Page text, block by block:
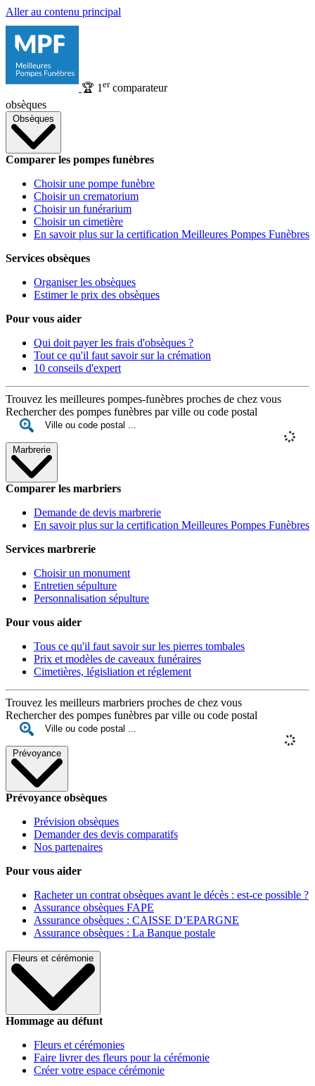
Aller au contenu principal
🏆 1 ercomparateur
obsèques
Obsèques
Comparer les pompes funèbres
Choisir une pompe funèbre
Choisir un crematorium
Choisir un funérarium
Choisir un cimetière
En savoir plus sur la certification Meilleures Pompes Funèbres
Services obsèques
Organiser les obsèques
Estimer le prix des obsèques
Pour vous aider
Qui doit payer les frais d'obsèques ?
Tout ce qu'il faut savoir sur la crémation
10 conseils d'expert
Trouvez les meilleures pompes-funèbres proches de chez vous
Rechercher des pompes funèbres par ville ou code postal
Marbrerie
Comparer les marbriers
Demande de devis marbrerie
En savoir plus sur la certification Meilleures Pompes Funèbres
Services marbrerie
Choisir un monument
Entretien sépulture
Personnalisation sépulture
Pour vous aider
Tous ce qu'il faut savoir sur les pierres tombales
Prix et modèles de caveaux funéraires
Cimetières, législiation et réglement
Trouvez les meilleurs marbriers proches de chez vous
Rechercher des pompes funèbres par ville ou code postal
Prévoyance
Prévoyance obsèques
Prévision obsèques
Demander des devis comparatifs
Nos partenaires
Pour vous aider
Racheter un contrat obsèques avant le décès : est-ce possible ?
Assurance obsèques FAPE
Assurance obsèques : CAISSE D’EPARGNE
Assurance obsèques : La Banque postale
Fleurs et cérémonie
Hommage au défunt
Fleurs et cérémonies
Faire livrer des fleurs pour la cérémonie
Créer votre espace cérémonie